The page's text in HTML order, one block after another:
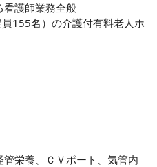
看護師業務全般
155名）の介護付有料老人ホ
栄養、ＣＶポート、気管内